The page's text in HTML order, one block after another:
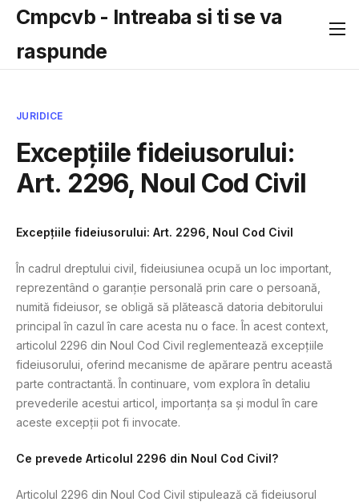
Cmpcvb - Intreaba si ti se va
raspunde
JURIDICE
Excepțiile fideiusorului:
Art. 2296, Noul Cod Civil
Excepțiile fideiusorului: Art. 2296, Noul Cod Civil
În cadrul dreptului civil, fideiusiunea ocupă un loc important,
reprezentând o garanție personală prin care o persoană,
numită fideiusor, se obligă să plătească datoria debitorului
principal în cazul în care acesta nu o face. În acest context,
articolul 2296 din Noul Cod Civil reglementează excepțiile
fideiusorului, oferind mecanisme de apărare pentru această
parte contractantă. În continuare, vom explora în detaliu
prevederile acestui articol, importanța sa și modul în care
aceste excepții pot fi invocate.
Ce prevede Articolul 2296 din Noul Cod Civil?
Articolul 2296 din Noul Cod Civil stipulează că fideiusorul